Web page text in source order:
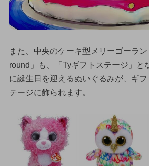
また、中央のケーキ型メリーゴーラ
round」も、「Tyギフトステージ」と
に誕生日を迎えるぬいぐるみが、ギ
テージに飾られます。